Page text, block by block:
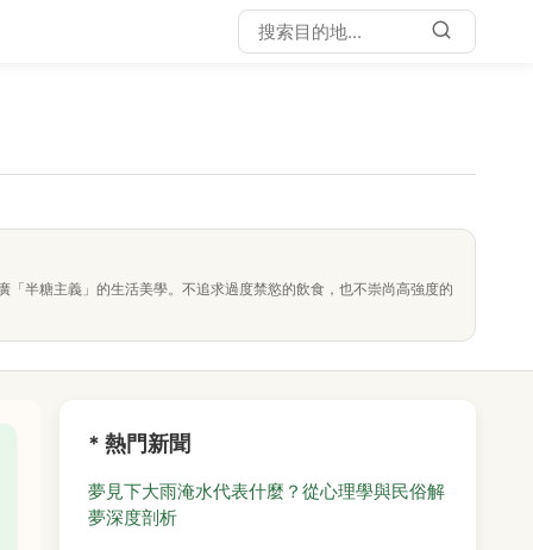
半糖主義」的生活美學。不追求過度禁慾的飲食，也不崇尚高強度的
* 熱門新聞
夢見下大雨淹水代表什麼？從心理學與民俗解
夢深度剖析